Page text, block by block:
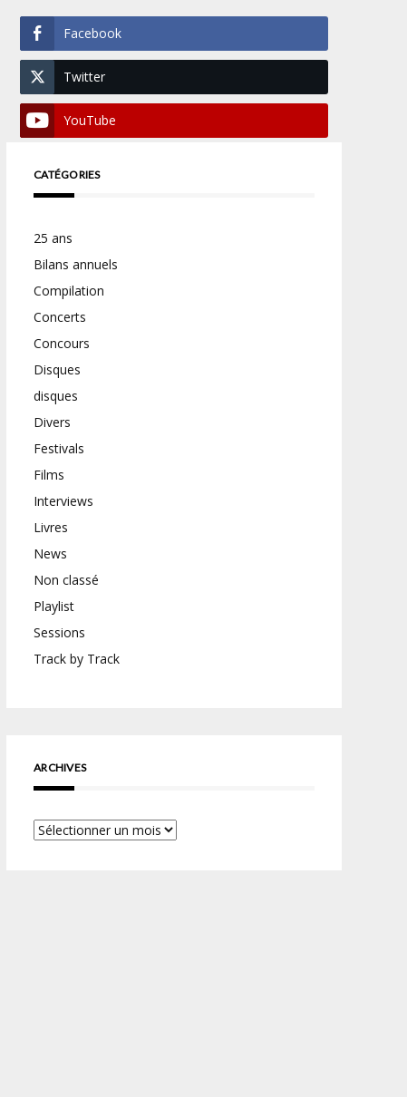
Facebook
Twitter
YouTube
CATÉGORIES
25 ans
Bilans annuels
Compilation
Concerts
Concours
Disques
disques
Divers
Festivals
Films
Interviews
Livres
News
Non classé
Playlist
Sessions
Track by Track
ARCHIVES
Archives